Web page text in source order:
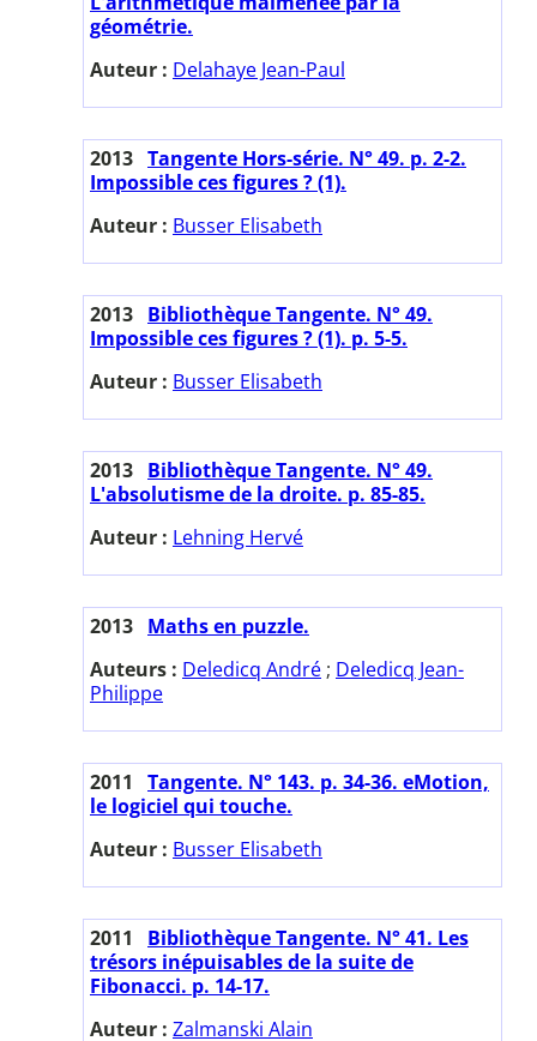
géométrie.
Auteur : Delahaye Jean-Paul
2013 Tangente Hors-série. N° 49. p. 2-2.
Impossible ces figures ? (1).
Auteur : Busser Elisabeth
2013 Bibliothèque Tangente. N° 49.
Impossible ces figures ? (1). p. 5-5.
Auteur : Busser Elisabeth
2013 Bibliothèque Tangente. N° 49.
L'absolutisme de la droite. p. 85-85.
Auteur : Lehning Hervé
2013 Maths en puzzle.
Auteurs : Deledicq André ; Deledicq Jean-
Philippe
2011
Tangente. N° 143. p. 34-36. eMotion,
le logiciel qui touche.
Auteur : Busser Elisabeth
2011
Bibliothèque Tangente. N° 41. Les
trésors inépuisables de la suite de
Fibonacci. p. 14-17.
Auteur : Zalmanski Alain